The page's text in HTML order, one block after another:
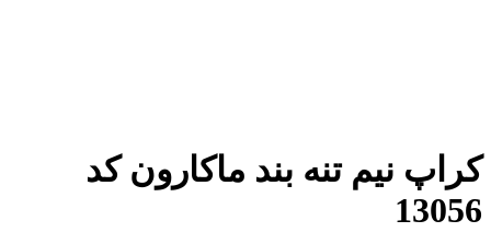
کراپ نیم تنه بند ماکارون کد
13056